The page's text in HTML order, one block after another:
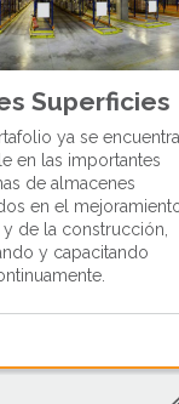
Superficies
ya se encuentra
en las importantes
de almacenes
en el
de la construcción,
y capacitando